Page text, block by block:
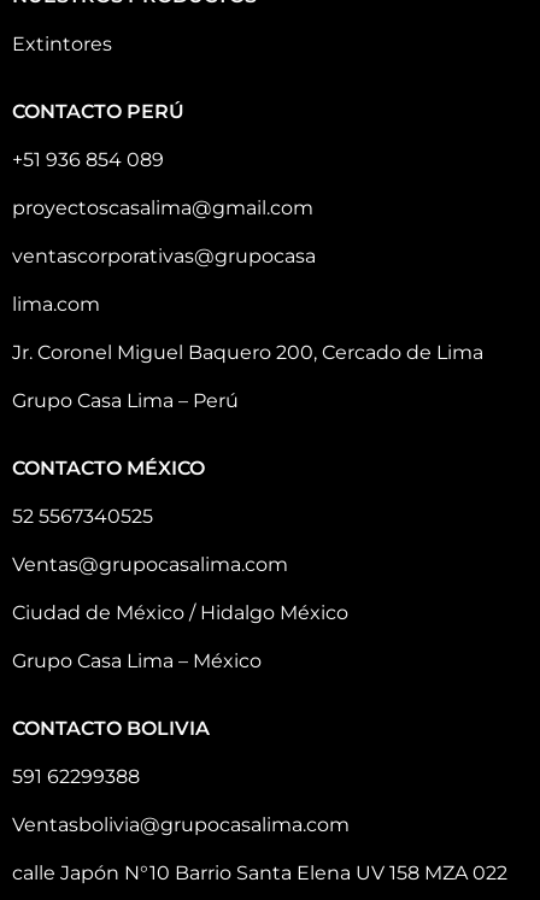
Extintores
CONTACTO PERÚ
+51 936 854 089
proyectoscasalima@gmail.com
ventascorporativas@grupocasa
lima.com
Jr. Coronel Miguel Baquero 200, Cercado de Lima
Grupo Casa Lima – Perú
CONTACTO MÉXICO
52 5567340525
Ventas@grupocasalima.com
Ciudad de México / Hidalgo México
Grupo Casa Lima – México
CONTACTO BOLIVIA
591 62299388
Ventasbolivia@grupocasalima.com
calle Japón N°10 Barrio Santa Elena UV 158 MZA 022